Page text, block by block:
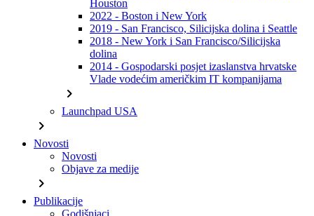
Houston
2022 - Boston i New York
2019 - San Francisco, Silicijska dolina i Seattle
2018 - New York i San Francisco/Silicijska
dolina
2014 - Gospodarski posjet izaslanstva hrvatske
Vlade vodećim američkim IT kompanijama
chevron_right
Launchpad USA
chevron_right
Novosti
Novosti
Objave za medije
chevron_right
Publikacije
Godišnjaci